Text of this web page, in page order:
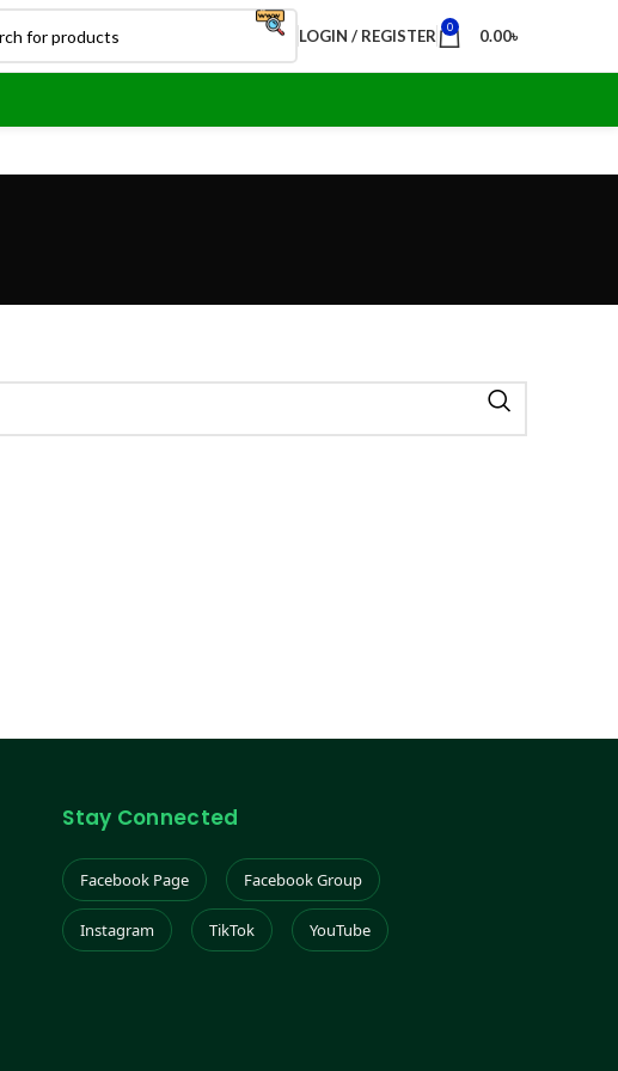
LOGIN / REGISTER 0 0.00৳
Stay Connected
Facebook Page Facebook Group
Instagram TikTok YouTube